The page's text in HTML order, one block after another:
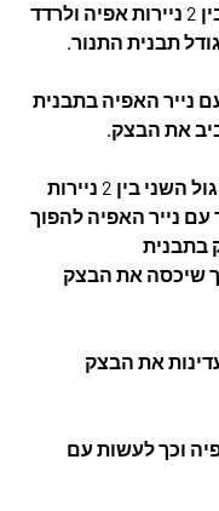
להניח את הבצק בין 2 ניירות אפיה ולרדד
תבנית התנור.
נייר האפיה בתבנית
את הבצק.
לרדד שוב את העיגול השני בין 2 ניירות
נייר האפיה להפוך
בתבנית
שיכסה את הבצק
את הבצק
וכך לעשות עם